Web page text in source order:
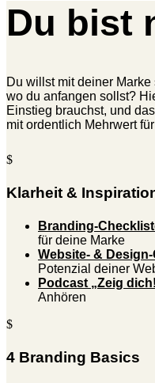
Du bist
Du willst mit deiner
wo du anfangen sollst?
Einstieg brauchst, und
mit ordentlich Mehrwert
$
Klarheit &
Branding-
für deine Marke
Website- &
Potenzial deiner
Podcast „Zeig
Anhören
$
4 Branding Basics